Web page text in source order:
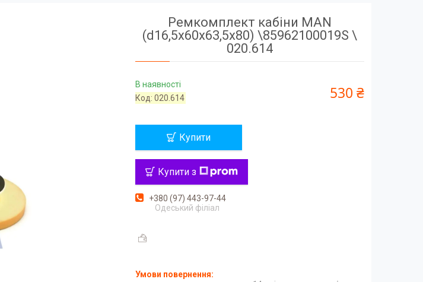
Ремкомплект кабіни MAN
(d16,5x60x63,5x80) \85962100019S \
020.614
В наявності
Код:020.614 530 ₴
Купити
Купити з
+380 (97) 443-97-44
Одеський філіал